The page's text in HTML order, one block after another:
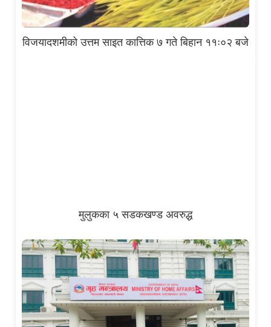
विजयादशमीको उत्तम साइत कात्तिक ७ गते बिहान ११ः०२ बजे
मुलुकका ५ सडकखण्ड अवरुद्ध